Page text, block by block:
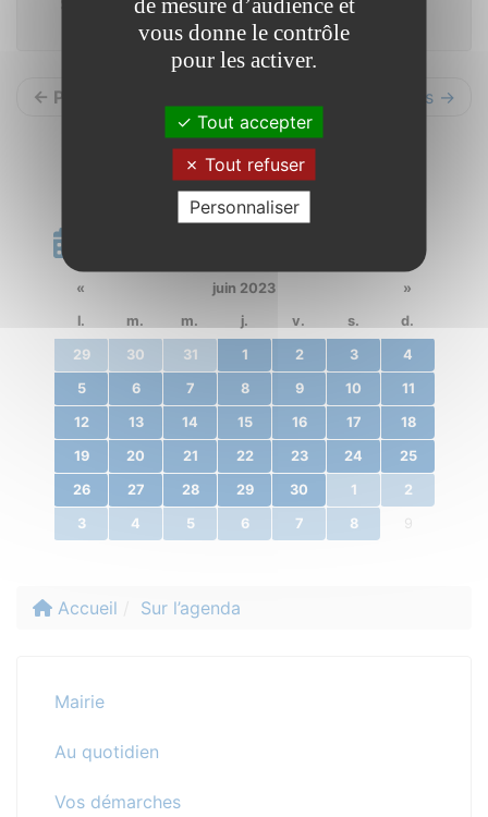
Saint Vincent sur Oust
← Précédents Suivants →
« juin 2023
»
l.
m. m. j. v. s. d.
29 30 31 1 2 3 4
5 6 7 8 9 10 11
12 13 14 15 16 17 18
19 20 21 22 23 24 25
26 27 28 29 30 1 2
3 4 5 6 7 8 9
Accueil Sur l’agenda
Mairie
Au quotidien
Vos démarches
vous donne le contrôle
pour les activer.
Tout accepter
Tout refuser
Personnaliser